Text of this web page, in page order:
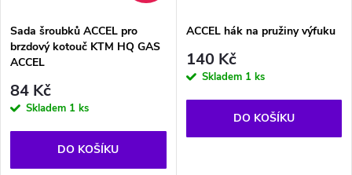
ů
Sada šroubků ACCEL pro
brzdový kotouč KTM HQ GAS
ACCEL
84 Kč
Skladem 1 ks
DO KOŠÍKU
ACCEL hák na pružiny výfuku
140 Kč
Skladem 1 ks
DO KOŠÍKU